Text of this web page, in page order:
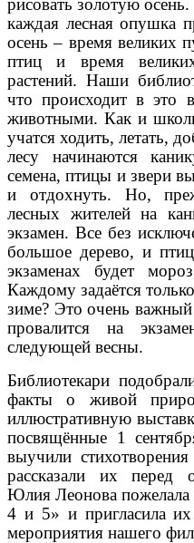
рисовать золотую
каждая лесная опушка
осень – время великих
птиц и время
растений. Наши
что происходит в это
животными. Как и
учатся ходить, летать,
лесу начинаются
семена, птицы и звери
и отдохнуть. Но,
лесных жителей на
экзамен. Все без
большое дерево, и
экзаменах будет
Каждому задаётся
зиме? Это очень
провалится на
следующей весны.
Библиотекари
факты о живой
иллюстративную
посвящённые 1
выучили
рассказали их перед
Юлия Леонова пожелала
4 и 5» и пригласила их
мероприятия нашего